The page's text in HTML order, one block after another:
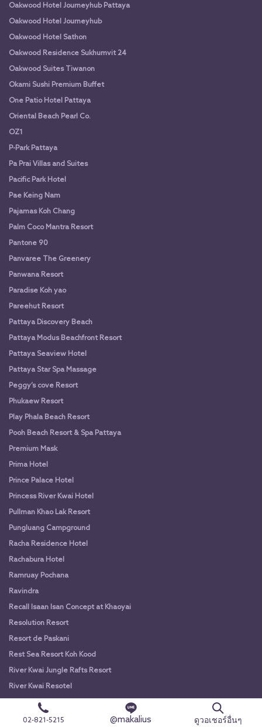
Oakwood Hotel Journeyhub Pattaya
Oakwood Hotel Journeyhub
Oakwood Hotel Sathon
Oakwood Residence Sukhumvit 24
Oakwood Suites Tiwanon
Okami Sushi Premium Buffet
One Patio Hotel Pattaya
Oriental Beach Pearl Co.
OZ1
P-Park Pattaya
Pa Prai Villas and Suites
Pacific Park Hotel
Pae Keing Nam
Pajamas Koh Chang
Palm Coco Mantra Resort
Pantone 90
Panvaree The Greenery
Panwana Resort
Paradise Koh yao
Pareehut Resort
Pattaya Discovery Beach
Pattaya Modus Beachfront Resort
Pattaya Seaview Hotel
Pattaya Star Spa Massage
Peggy’s cove Resort
Phukaew Resort
Play Phala Beach Resort
Pooh Beach Resort & Spa Pattaya
Premium Mask
Prima Hotel
Prince Palace Hotel
Princess River Kwai Hotel
Pullman Khao Lak Resort
Pungluang Campground
Racha Residence Hotel
Rachabura Hotel
Ramruay Pochana
Ravindra
Recall Isaan Isan Concept at Khaoyai
Resolution Resort
Resort de Paskani
Rest Sea Resort Koh Kood
River Kwai Jungle Rafts Resort
River Kwai Resotel
River Kwai Village Hotel
River Star Princess
02-821-5215 @makalius ดูวอเชอร์อื่นๆ